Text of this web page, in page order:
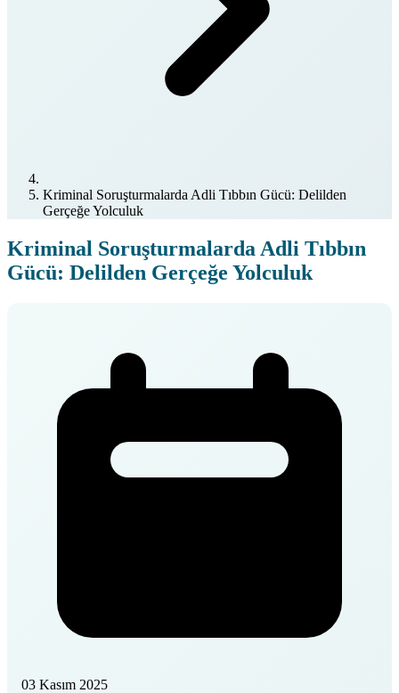
Kriminal Soruşturmalarda Adli Tıbbın Gücü: Delilden
Gerçeğe Yolculuk
Kriminal Soruşturmalarda Adli Tıbbın
Gücü: Delilden Gerçeğe Yolculuk
03 Kasım 2025